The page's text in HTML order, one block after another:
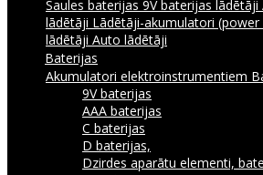
Saules baterijas 9V baterijas lādētāji
lādētāji Lādētāji-akumulatori (power
lādētāji Auto lādētāji
Baterijas
Akumulatori elektroinstrumentiem
9V baterijas
AAA baterijas
C baterijas
D baterijas,
Dzirdes aparātu elementi,